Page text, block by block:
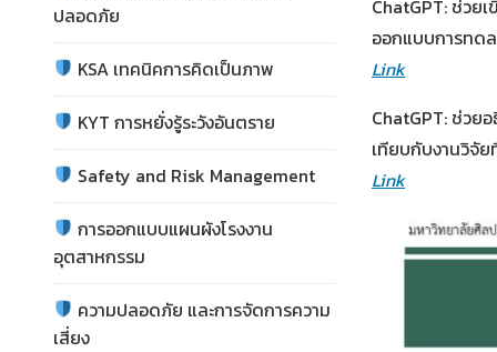
ปลอดภัย
KSA เทคนิคการคิดเป็นภาพ
KYT การหยั่งรู้ระวังอันตราย
Safety and Risk Management
การออกแบบแผนผังโรงงาน
อุตสาหกรรม
ความปลอดภัย และการจัดการความ
เสี่ยง
ChatGPT: ช่วย
ออกแบบการทดล
Link
ChatGPT: ช่วย
เทียบกับงานวิจั
Link